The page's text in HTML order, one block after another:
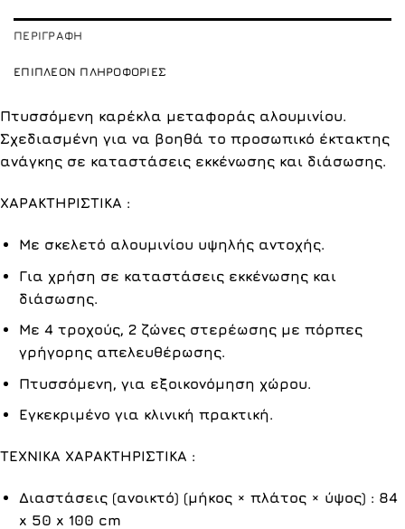
ΠΕΡΙΓΡΑΦΉ
ΕΠΙΠΛΈΟΝ ΠΛΗΡΟΦΟΡΊΕΣ
Πτυσσόμενη καρέκλα μεταφοράς αλουμινίου.
Σχεδιασμένη για να βοηθά το προσωπικό έκτακτης
ανάγκης σε καταστάσεις εκκένωσης και διάσωσης.
ΧΑΡΑΚΤΗΡΙΣΤΙΚΑ :
Με σκελετό αλουμινίου υψηλής αντοχής.
Για χρήση σε καταστάσεις εκκένωσης και
διάσωσης.
Με 4 τροχούς, 2 ζώνες στερέωσης με πόρπες
γρήγορης απελευθέρωσης.
Πτυσσόμενη, για εξοικονόμηση χώρου.
Εγκεκριμένο για κλινική πρακτική.
ΤΕΧΝΙΚΑ ΧΑΡΑΚΤΗΡΙΣΤΙΚΑ :
Διαστάσεις (ανοικτό) (μήκος × πλάτος × ύψος) : 84
x 50 x 100 cm